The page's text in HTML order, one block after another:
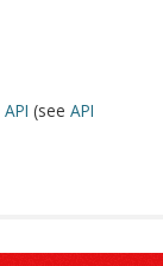
API (see API